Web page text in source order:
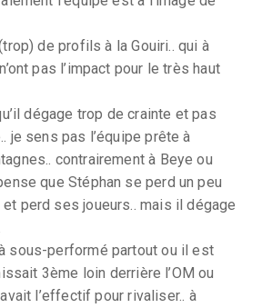
de profils à la Gouiri.. qui à
pas l’impact pour le très haut
dégage trop de crainte et pas
je sens pas l’équipe prête à
contrairement à Beye ou
que Stéphan se perd un peu
perd ses joueurs.. mais il dégage
sous-performé partout ou il est
3ème loin derrière l’OM ou
l’effectif pour rivaliser.. à